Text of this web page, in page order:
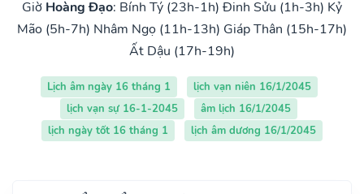
Giờ Hoàng Đạo: Bính Tý (23h-1h) Đinh Sửu (1h-3h) Kỷ
Mão (5h-7h) Nhâm Ngọ (11h-13h) Giáp Thân (15h-17h)
Ất Dậu (17h-19h)
Lịch âm ngày 16 tháng 1
lịch vạn niên 16/1/2045
lịch vạn sự 16-1-2045
âm lịch 16/1/2045
lịch ngày tốt 16 tháng 1
lịch âm dương 16/1/2045